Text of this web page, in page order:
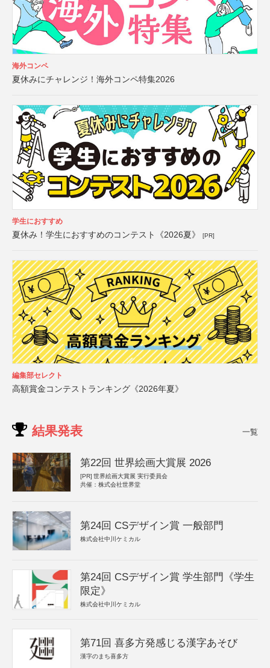
海外コンペ
夏休みにチャレンジ！海外コンペ特集2026
学生におすすめ
夏休み！学生におすすめのコンテスト《2026夏》 [PR]
編集部セレクト
高額賞金コンテストランキング《2026年夏》
結果発表 一覧
第22回 世界絵画大賞展 2026
[PR] 世界絵画大賞展 実行委員会
共催：株式会社世界堂
第24回 CSデザイン賞 一般部門
株式会社中川ケミカル
第24回 CSデザイン賞 学生部門《学生
限定》
株式会社中川ケミカル
第71回 喜多方発感じる漢字あそび
漢字のまち喜多方